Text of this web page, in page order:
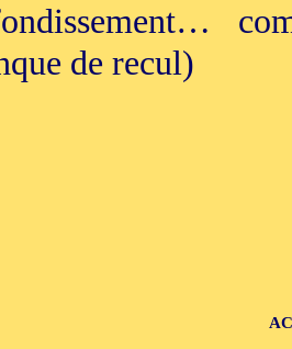
de recul)